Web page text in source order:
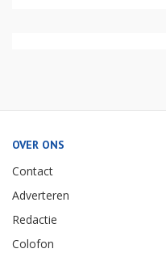
OVER ONS
Contact
Adverteren
Redactie
Colofon